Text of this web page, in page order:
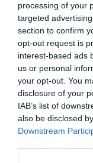
processing of your
targeted
section to confirm
opt-out request is
interest-based ads
us or personal
your opt-out. You
disclosure of your
IAB’s list of
also be disclosed
Downstream
Avec ses collines
méditerranéen,
production de vins
prépondérants
cabernet franc